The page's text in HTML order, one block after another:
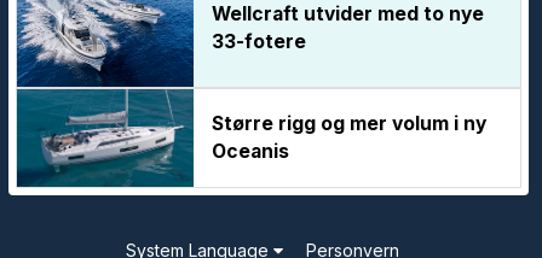
Wellcraft utvider med to nye
33-fotere
Større rigg og mer volum i ny
Oceanis
System Language Personvern